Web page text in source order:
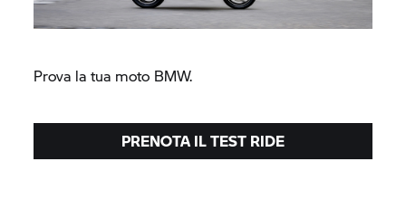
Prova la tua moto BMW.
PRENOTA IL TEST RIDE